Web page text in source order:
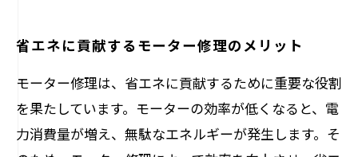
省エネに貢献するモーター修理のメリット
モーター修理は、省エネに貢献するために重要な役割
を果たしています。モーターの効率が低くなると、電
力消費量が増え、無駄なエネルギーが発生します。そ